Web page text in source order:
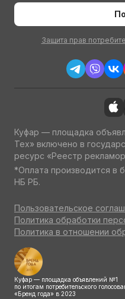
Защита прав
Куфар — площадка
Тех» включено в
ресурс «Реестр
*Оплата производится в
НБ РБ.
Пользовательское
Политика обработки
Политика в отношении
Куфар — площадка объявлений №1
по итогам потребительского
«Бренд года» в 2023